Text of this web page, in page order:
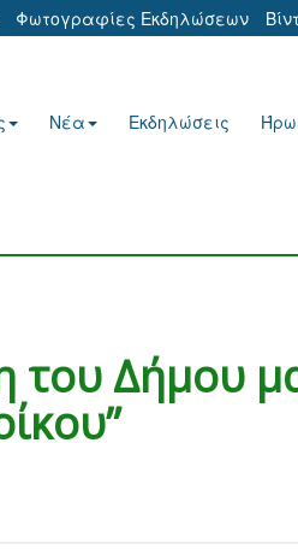
Φωτογραφίες Εκδηλώσεων
Νέα Εκδηλώσεις
του Δήμου